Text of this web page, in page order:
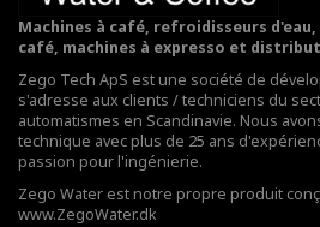
Machines à café, refroidisseurs
café, machines à expresso et
Zego Tech ApS est une société de
s'adresse aux clients / techniciens du
automatismes en Scandinavie. Nous
technique avec plus de 25 ans
passion pour l'ingénierie.
Zego Water est notre propre produit
www.ZegoWater.dk